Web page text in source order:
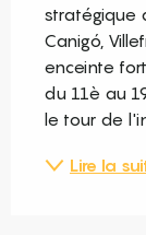
stratégique
Canigó,
enceinte
du 11è au
le tour de
Lire la